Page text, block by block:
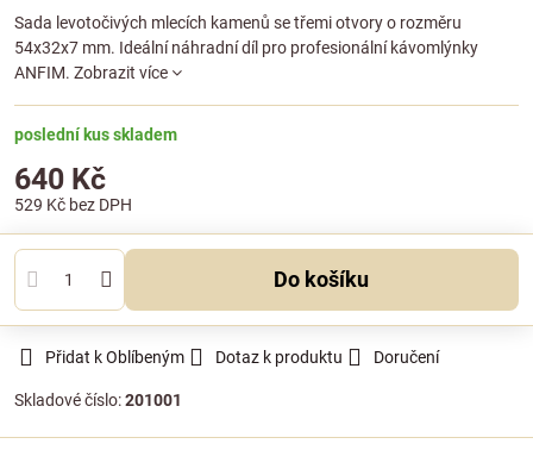
Sada levotočivých mlecích kamenů se třemi otvory o rozměru
54x32x7 mm. Ideální náhradní díl pro profesionální kávomlýnky
ANFIM. Zobrazit více
poslední kus skladem
640 Kč
529 Kč bez DPH
Do košíku
Přidat k Oblíbeným Dotaz k produktu Doručení
Skladové číslo:201001